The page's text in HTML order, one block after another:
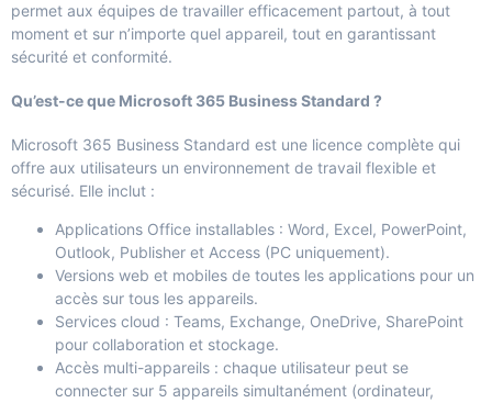
permet aux équipes de travailler efficacement partout, à tout
moment et sur n’importe quel appareil, tout en garantissant
sécurité et conformité.
Qu’est-ce que Microsoft 365 Business Standard ?
Microsoft 365 Business Standard est une licence complète qui
offre aux utilisateurs un environnement de travail flexible et
sécurisé. Elle inclut :
Applications Office installables : Word, Excel, PowerPoint,
Outlook, Publisher et Access (PC uniquement).
Versions web et mobiles de toutes les applications pour un
accès sur tous les appareils.
Services cloud : Teams, Exchange, OneDrive, SharePoint
pour collaboration et stockage.
Accès multi-appareils : chaque utilisateur peut se
connecter sur 5 appareils simultanément (ordinateur,